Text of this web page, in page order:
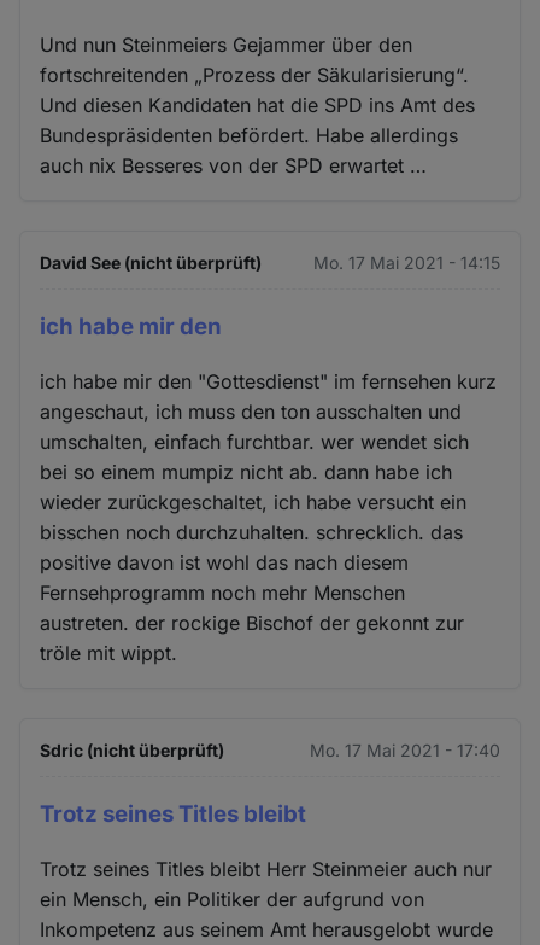
Und nun Steinmeiers Gejammer über den
fortschreitenden „Prozess der Säkularisierung“.
Und diesen Kandidaten hat die SPD ins Amt des
Bundespräsidenten befördert. Habe allerdings
auch nix Besseres von der SPD erwartet …
David See (nicht überprüft) Mo. 17 Mai 2021 - 14:15
ich habe mir den
ich habe mir den "Gottesdienst" im fernsehen kurz
angeschaut, ich muss den ton ausschalten und
umschalten, einfach furchtbar. wer wendet sich
bei so einem mumpiz nicht ab. dann habe ich
wieder zurückgeschaltet, ich habe versucht ein
bisschen noch durchzuhalten. schrecklich. das
positive davon ist wohl das nach diesem
Fernsehprogramm noch mehr Menschen
austreten. der rockige Bischof der gekonnt zur
tröle mit wippt.
Sdric (nicht überprüft) Mo. 17 Mai 2021 - 17:40
Trotz seines Titles bleibt
Trotz seines Titles bleibt Herr Steinmeier auch nur
ein Mensch, ein Politiker der aufgrund von
Inkompetenz aus seinem Amt herausgelobt wurde